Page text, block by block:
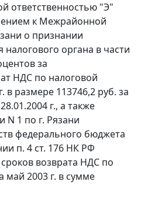
ответственностью "Э"
к Межрайонной
о признании
органа в части
за
НДС по налоговой
в размере 113746,2 руб. за
г., а также
1 по г. Рязани
федерального бюджета
п. 4 ст. 176 НК РФ
возврата НДС по
май 2003 г. в сумме